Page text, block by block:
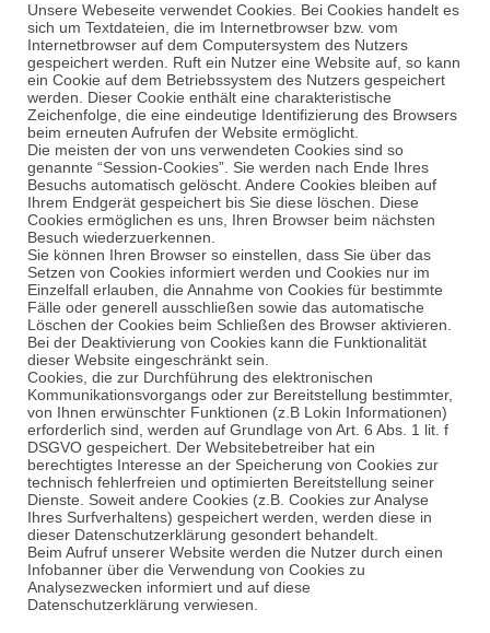
Unsere Webeseite verwendet Cookies. Bei Cookies handelt es
sich um Textdateien, die im Internetbrowser bzw. vom
Internetbrowser auf dem Computersystem des Nutzers
gespeichert werden. Ruft ein Nutzer eine Website auf, so kann
ein Cookie auf dem Betriebssystem des Nutzers gespeichert
werden. Dieser Cookie enthält eine charakteristische
Zeichenfolge, die eine eindeutige Identifizierung des Browsers
beim erneuten Aufrufen der Website ermöglicht.
Die meisten der von uns verwendeten Cookies sind so
genannte “Session-Cookies”. Sie werden nach Ende Ihres
Besuchs automatisch gelöscht. Andere Cookies bleiben auf
Ihrem Endgerät gespeichert bis Sie diese löschen. Diese
Cookies ermöglichen es uns, Ihren Browser beim nächsten
Besuch wiederzuerkennen.
Sie können Ihren Browser so einstellen, dass Sie über das
Setzen von Cookies informiert werden und Cookies nur im
Einzelfall erlauben, die Annahme von Cookies für bestimmte
Fälle oder generell ausschließen sowie das automatische
Löschen der Cookies beim Schließen des Browser aktivieren.
Bei der Deaktivierung von Cookies kann die Funktionalität
dieser Website eingeschränkt sein.
Cookies, die zur Durchführung des elektronischen
Kommunikationsvorgangs oder zur Bereitstellung bestimmter,
von Ihnen erwünschter Funktionen (z.B Lokin Informationen)
erforderlich sind, werden auf Grundlage von Art. 6 Abs. 1 lit. f
DSGVO gespeichert. Der Websitebetreiber hat ein
berechtigtes Interesse an der Speicherung von Cookies zur
technisch fehlerfreien und optimierten Bereitstellung seiner
Dienste. Soweit andere Cookies (z.B. Cookies zur Analyse
Ihres Surfverhaltens) gespeichert werden, werden diese in
dieser Datenschutzerklärung gesondert behandelt.
Beim Aufruf unserer Website werden die Nutzer durch einen
Infobanner über die Verwendung von Cookies zu
Analysezwecken informiert und auf diese
Datenschutzerklärung verwiesen.